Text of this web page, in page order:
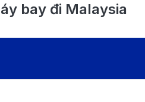
bay đi Malaysia